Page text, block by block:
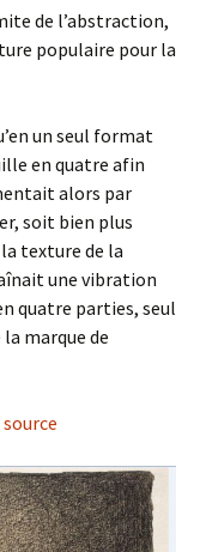
de l’abstraction,
populaire pour la
un seul format
en quatre afin
alors par
soit bien plus
texture de la
une vibration
quatre parties, seul
marque de
source